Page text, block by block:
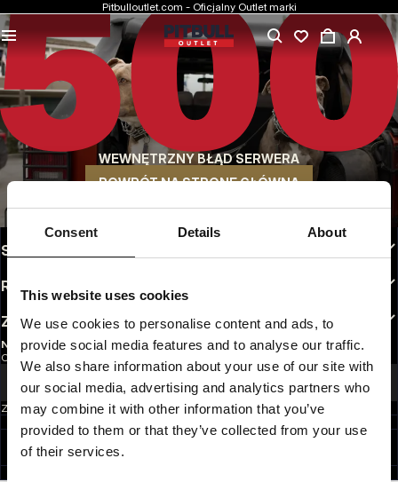
Consent Details About
This website uses cookies
We use cookies to personalise content and ads, to
provide social media features and to analyse our traffic.
We also share information about your use of our site with
our social media, advertising and analytics partners who
may combine it with other information that you’ve
provided to them or that they’ve collected from your use
of their services.
Pitbulloutlet.com - Oficjalny Outlet marki
WEWNĘTRZNY BŁĄD SERWERA
POWRÓT NA STRONĘ GŁÓWNĄ
NAJNIŻSZE CENY
Markowa odzież Pitbull w rewelacyjnych cenach.
SZYBKA WYSYŁKA
Wygodne sposoby wysyłki do wyboru
30 DNI NA ZWROT
Bez tłumaczeń. Dogodne opcje zwrotu do wyboru
INFO
STREFA KLIENTA
REGULAMINY
ZAOBSERWUJ NAS
NEWSLETTER
Chcesz otrzymywać informacje o najnowszych promocjach i nowościach?
Email address
ZAREJESTRUJ SIĘ
Zapisując się do newslettera akceptujeszpolitykę prywatności.
POLAND
©1997 - 2026 PITBULL WSZELKIE PRAWA ZASTRZEŻONE.